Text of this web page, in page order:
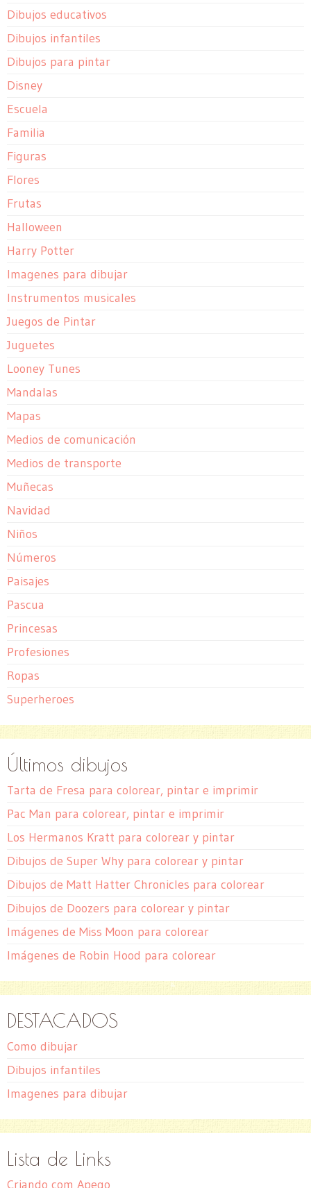
Dibujos educativos
Dibujos infantiles
Dibujos para pintar
Disney
Escuela
Familia
Figuras
Flores
Frutas
Halloween
Harry Potter
Imagenes para dibujar
Instrumentos musicales
Juegos de Pintar
Juguetes
Looney Tunes
Mandalas
Mapas
Medios de comunicación
Medios de transporte
Muñecas
Navidad
Niños
Números
Paisajes
Pascua
Princesas
Profesiones
Ropas
Superheroes
Últimos dibujos
Tarta de Fresa para colorear, pintar e imprimir
Pac Man para colorear, pintar e imprimir
Los Hermanos Kratt para colorear y pintar
Dibujos de Super Why para colorear y pintar
Dibujos de Matt Hatter Chronicles para colorear
Dibujos de Doozers para colorear y pintar
Imágenes de Miss Moon para colorear
Imágenes de Robin Hood para colorear
DESTACADOS
Como dibujar
Dibujos infantiles
Imagenes para dibujar
Lista de Links
Criando com Apego